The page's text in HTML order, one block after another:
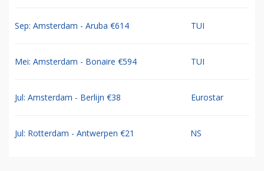
Sep: Amsterdam - Aruba €614 TUI
Mei: Amsterdam - Bonaire €594 TUI
Jul: Amsterdam - Berlijn €38 Eurostar
Jul: Rotterdam - Antwerpen €21 NS